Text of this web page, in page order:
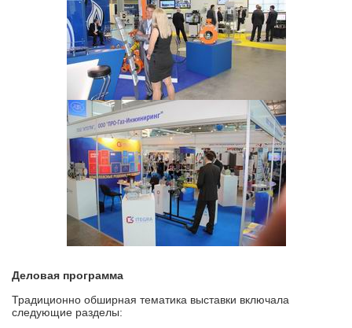
Деловая программа
Традиционно обширная тематика выставки включала
следующие разделы: